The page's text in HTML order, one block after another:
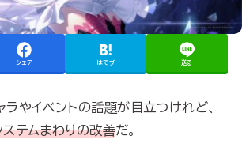
シェア はてブ 送る
やイベントの話題が目立つけれど、
ステムまわりの改善だ。